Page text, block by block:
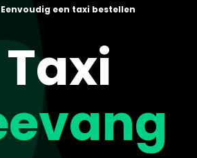
Eenvoudig een taxi bestellen
Taxi